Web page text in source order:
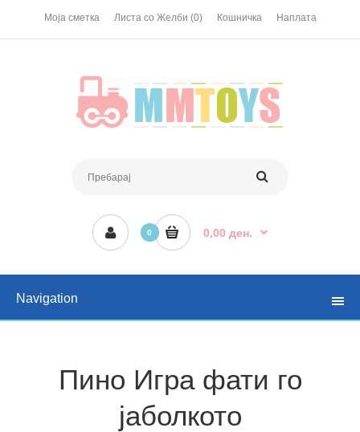
Моја сметка Листа со Желби (0) Кошничка Наплата
0 0,00 ден.
Navigation
Пино Игра фати го
јаболкото